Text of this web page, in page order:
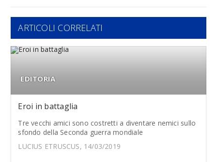
ARTICOLI CORRELATI
EDITORIA
Eroi in battaglia
Tre vecchi amici sono costretti a diventare nemici sullo
sfondo della Seconda guerra mondiale
LUCIUS ETRUSCUS, 14/03/2019